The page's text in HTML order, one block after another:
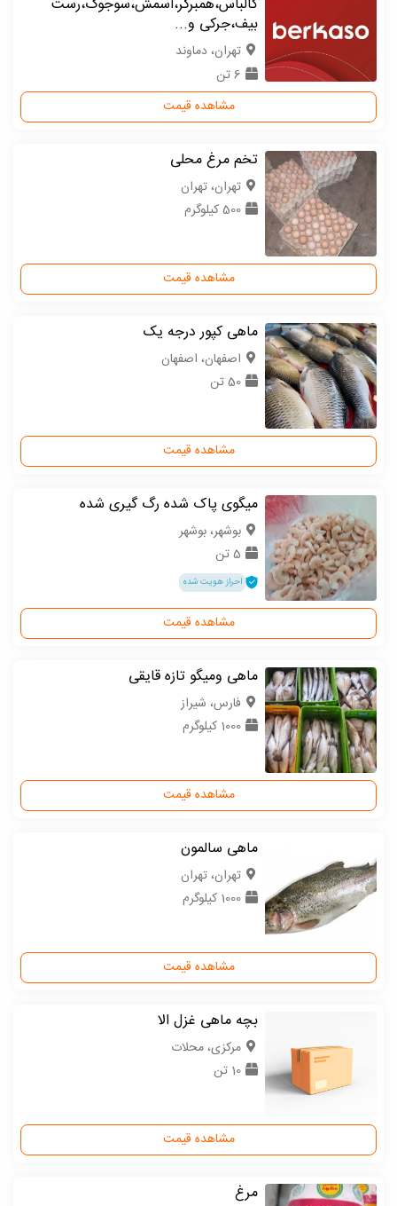
بیف،جرکی و...
تهران، دماوند
6 تن
مشاهده قیمت
تخم مرغ محلی
تهران، تهران
500 کیلوگرم
مشاهده قیمت
ماهی کپور درجه یک
اصفهان، اصفهان
50 تن
مشاهده قیمت
میگوی پاک شده رگ گیری شده
بوشهر، بوشهر
5 تن
احراز هویت شده
مشاهده قیمت
ماهی ومیگو تازه قایقی
فارس، شیراز
1000 کیلوگرم
مشاهده قیمت
ماهی سالمون
تهران، تهران
1000 کیلوگرم
مشاهده قیمت
بچه ماهی غزل الا
مركزی، محلات
10 تن
مشاهده قیمت
مرغ